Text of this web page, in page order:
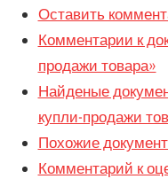
Оставить
Комментарии к
продажи товара»
Найденые
купли-продажи
Похожие
Комментарий к